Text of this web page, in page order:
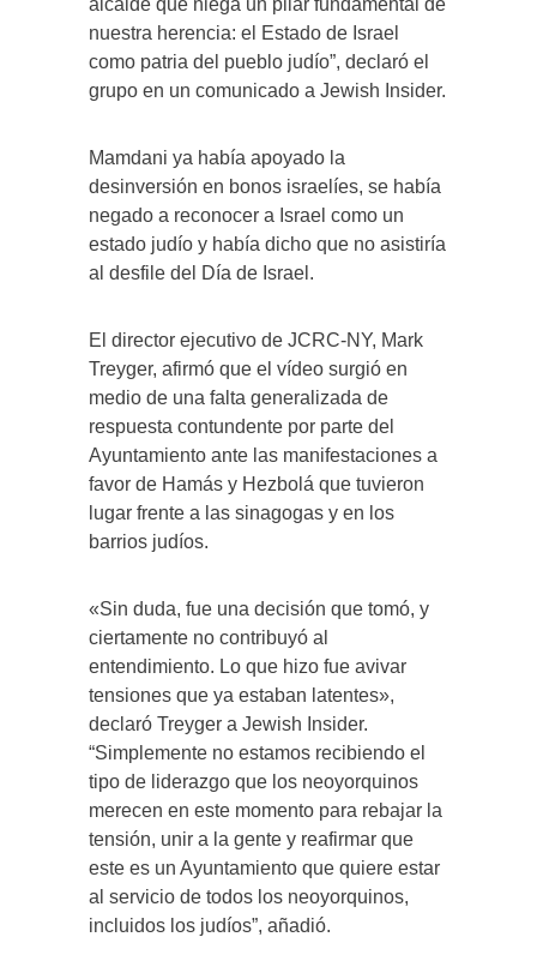
alcalde que niega un pilar fundamental de
nuestra herencia: el Estado de Israel
como patria del pueblo judío”, declaró el
grupo en un comunicado a Jewish Insider.
Mamdani ya había apoyado la
desinversión en bonos israelíes, se había
negado a reconocer a Israel como un
estado judío y había dicho que no asistiría
al desfile del Día de Israel.
El director ejecutivo de JCRC-NY, Mark
Treyger, afirmó que el vídeo surgió en
medio de una falta generalizada de
respuesta contundente por parte del
Ayuntamiento ante las manifestaciones a
favor de Hamás y Hezbolá que tuvieron
lugar frente a las sinagogas y en los
barrios judíos.
«Sin duda, fue una decisión que tomó, y
ciertamente no contribuyó al
entendimiento. Lo que hizo fue avivar
tensiones que ya estaban latentes»,
declaró Treyger a Jewish Insider.
“Simplemente no estamos recibiendo el
tipo de liderazgo que los neoyorquinos
merecen en este momento para rebajar la
tensión, unir a la gente y reafirmar que
este es un Ayuntamiento que quiere estar
al servicio de todos los neoyorquinos,
incluidos los judíos”, añadió.